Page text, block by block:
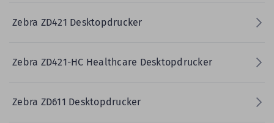
Zebra ZD421 Desktopdrucker
Zebra ZD421-HC Healthcare Desktopdrucker
Zebra ZD611 Desktopdrucker